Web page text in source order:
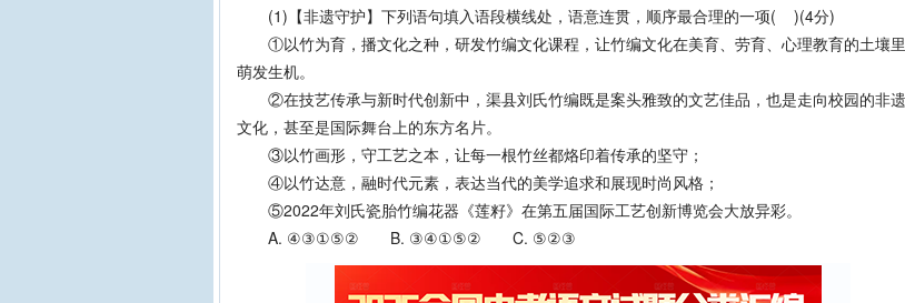
(1)【非遗守护】下列语句填入语段横线处，语意连贯，顺序最合理的一项( )(4分)
①以竹为育，播文化之种，研发竹编文化课程，让竹编文化在美育、劳育、心理教育的土壤里
萌发生机。
②在技艺传承与新时代创新中，渠县刘氏竹编既是案头雅致的文艺佳品，也是走向校园的非遗
文化，甚至是国际舞台上的东方名片。
③以竹画形，守工艺之本，让每一根竹丝都烙印着传承的坚守；
④以竹达意，融时代元素，表达当代的美学追求和展现时尚风格；
⑤2022年刘氏瓷胎竹编花器《莲籽》在第五届国际工艺创新博览会大放异彩。
A. ④③①⑤② B. ③④①⑤② C. ⑤②③